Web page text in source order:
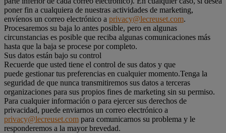
poner fin a cualquiera de nuestras actividades de marketing,
envíenos un correo electrónico a privacy@lecreuset.com.
Procesaremos su baja lo antes posible, pero en algunas
circunstancias es posible que reciba algunas comunicaciones más
hasta que la baja se procese por completo.
Sus datos están bajo su control
Recuerde que usted tiene el control de sus datos y que
puede gestionar tus preferencias en cualquier momento.Tenga la
seguridad de que nunca transmitiremos sus datos a terceras
organizaciones para sus propios fines de marketing sin su permiso.
Para cualquier información o para ejercer sus derechos de
privacidad, puede enviarnos un correo electrónico a
privacy@lecreuset.com para comunicarnos su problema y le
responderemos a la mayor brevedad.